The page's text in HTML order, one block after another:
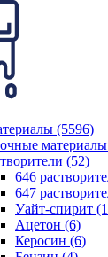
(5596)
(52)
646
647
Уайт-спирит
Ацетон (6)
Керосин (6)